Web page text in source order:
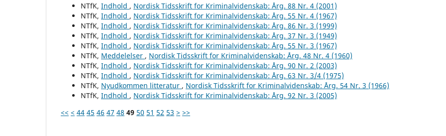
NTfK, Indhold , Nordisk Tidsskrift for Kriminalvidenskab: Årg. 88 Nr. 4 (2001)
NTfK, Indhold , Nordisk Tidsskrift for Kriminalvidenskab: Årg. 55 Nr. 4 (1967)
NTfK, Indhold , Nordisk Tidsskrift for Kriminalvidenskab: Årg. 86 Nr. 3 (1999)
NTfK, Indhold , Nordisk Tidsskrift for Kriminalvidenskab: Årg. 37 Nr. 3 (1949)
NTfK, Indhold , Nordisk Tidsskrift for Kriminalvidenskab: Årg. 55 Nr. 3 (1967)
NTfK, Meddelelser , Nordisk Tidsskrift for Kriminalvidenskab: Årg. 48 Nr. 4 (1960)
NTfK, Indhold , Nordisk Tidsskrift for Kriminalvidenskab: Årg. 90 Nr. 2 (2003)
NTfK, Indhold , Nordisk Tidsskrift for Kriminalvidenskab: Årg. 63 Nr. 3/4 (1975)
NTfK, Nyudkommen litteratur , Nordisk Tidsskrift for Kriminalvidenskab: Årg. 54 Nr. 3 (1966)
NTfK, Indhold , Nordisk Tidsskrift for Kriminalvidenskab: Årg. 92 Nr. 3 (2005)
<< < 44 45 46 47 48 49 50 51 52 53 > >>